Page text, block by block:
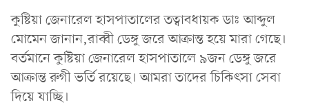
কুষ্টিয়া জেনারেল হাসপাতালের তত্বাবধায়ক ডাঃ আব্দুল
মোমেন জানান,রাব্বী ডেঙ্গু জরে আক্রান্ত হয়ে মারা গেছে।
বর্তমানে কুষ্টিয়া জেনারেল হাসপাতালে ৯জন ডেঙ্গু জরে
আক্রান্ত রুগী ভর্তি রয়েছে। আমরা তাদের চিকিৎসা সেবা
দিয়ে যাচ্ছি।